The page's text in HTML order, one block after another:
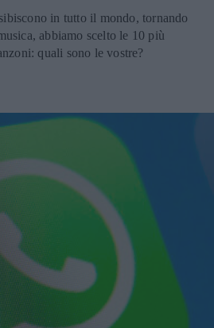
in tutto il mondo, tornando
abbiamo scelto le 10 più
quali sono le vostre?